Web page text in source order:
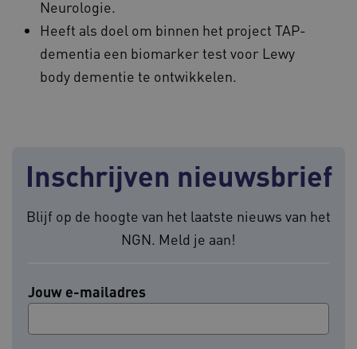
Neurologie.
Heeft als doel om binnen het project TAP-
dementia een biomarker test voor Lewy
body dementie te ontwikkelen.
Inschrijven nieuwsbrief
Blijf op de hoogte van het laatste nieuws van het
NGN. Meld je aan!
Jouw e-mailadres
ASLBSA www.geheugenpoliklinieken.nl
CookieScriptConsent